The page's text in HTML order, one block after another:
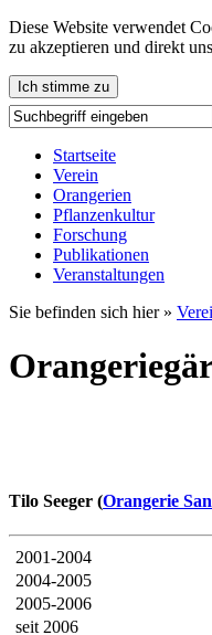
Diese Website verwendet
zu akzeptieren und direkt
Ich stimme zu
Startseite
Verein
Orangerien
Pflanzenkultur
Forschung
Publikationen
Veranstaltungen
Sie befinden sich hier »
Tilo Seeger (Orangerie
2001-2004
2004-2005
2005-2006
seit 2006